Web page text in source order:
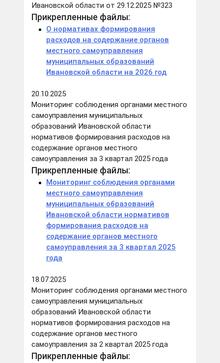
Ивановской области от 29.12.2025 №323
Прикрепленные файлы:
О нормативах формирования
расходов на содержание органов
местного самоуправления
муниципальных образований
Ивановской области на 2026 год
20.10.2025
Мониторинг соблюдения органами местного
самоуправления муниципальных
образований Ивановской области
нормативов формирования расходов на
содержание органов местного
самоуправления за 3 квартал 2025 года
Прикрепленные файлы:
Мониторинг соблюдения органами
местного самоуправления
муниципальных образований
Ивановской области нормативов
формирования расходов на
содержание органов местного
самоуправления за 3 квартал 2025
года
18.07.2025
Мониторинг соблюдения органами местного
самоуправления муниципальных
образований Ивановской области
нормативов формирования расходов на
содержание органов местного
самоуправления за 2 квартал 2025 года
Прикрепленные файлы: